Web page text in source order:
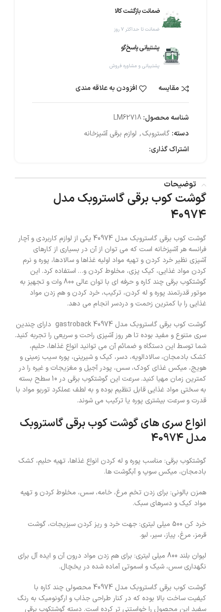
ضمانت بازگشت کالا
ضمانت تا حداکثر ۷ روز
پشتیبانی پاسخ‌گو
پشتیبانی و مشاوره فروش
مقایسه افزودن به علاقه مندی
شناسه محصول: LM62718
دسته: گاستروبک, لوازم برقی آشپزخانه
اشتراک گذاری:
توضیحات
گوشت کوب برقی گاستروبک مدل
40974
گوشت کوب برقی گاستروبک مدل 40974 یکی از لوازم کاربردی و آچار
فرانسه هر آشپزخانه است که می توان از آن در بسیاری از کارهای
آشپزی نظیر خرد کردن و تهیه مواد اولیه غذاها و سالادها، پوره و نرم
کردن مواد غذایی، کیک پزی، مخلوط کردن و… استفاده کرد. این
گوشتکوب برقی چند کاره و حرفه ای با توان عالی 800 وات و تجهیز به
موتور قدرتمند پوره و له کردن، ترکیب، خرد کردن و هم زدن مواد
غذایی را با کمترین زحمت و دردسر انجام می دهد.
گوشت کوب برقی گاستروبک مدل 40974 gastroback دارای چندین
سری متنوع و مفید بوده تا هر روز آشپزی راحت و سریعی را تجربه کنید.
شما توسط این دستگاه و ضمائم آن می توانید انواع غذاها، حلیم،
کشک بادمجان، سالادالویه، دسر، کیک و شیرینی، پوره سیب زمینی و
هویج، میکس غذای کودک، سس، پودر آجیل و مغزیجات و غیره را در
کمترین زمان مهیا کنید. سرعت این گوشتکوب برقی در 10 سطح بسته
به سختی مواد غذایی قابل تنظیم بوده و به لطف عملکرد توربو مواد با
قدرت و سرعت بیشتری پوره یا ترکیب می شوند.
انواع سری های گوشت کوب برقی گاستروبک
مدل 40974
گوشتکوب برقی: مناسب پوره و له کردن انواع غذاها، تهیه حلیم، کشک
بادمجان، میکس سوپ و آبگوشت ها.
همزن بالونی: برای زدن تخم مرغ، خامه، سس، مخلوط کردن و تهیه
مواد کیک و دسرهای سبک.
خرد کن 500 میلی لیتری: جهت خرد و ریز کردن سبزیجات، گوشت
قرمز، مرغ، پیاز، سیر، لبو.
لیوان بلند 800 میلی لیتری: برای هم زدن مواد درون آن و ایده آل برای
نگهداری سس، شیک و اسموتی آماده شده در یخچال.
گوشت کوب برقی گاستروبک مدل 40974 محصولی چند کاره با
کیفیت ساخت بالا بوده که در کنار طراحی جذاب و ارگونومیک به رنگ
سفید این محصول را خواستنی تر کرده است. دسته گوشتکوب برقی